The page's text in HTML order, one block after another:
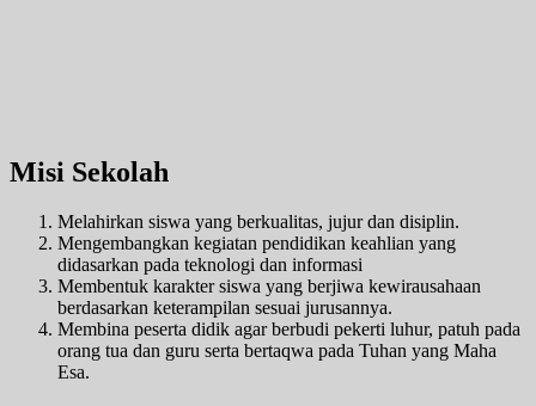
Misi Sekolah
Melahirkan siswa yang berkualitas, jujur dan disiplin.
Mengembangkan kegiatan pendidikan keahlian yang
didasarkan pada teknologi dan informasi
Membentuk karakter siswa yang berjiwa kewirausahaan
berdasarkan keterampilan sesuai jurusannya.
Membina peserta didik agar berbudi pekerti luhur, patuh pada
orang tua dan guru serta bertaqwa pada Tuhan yang Maha
Esa.